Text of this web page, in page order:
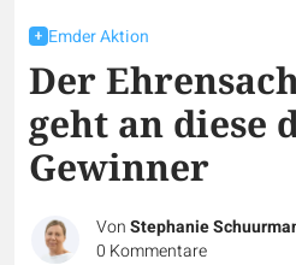
Emder Aktion
Der
geht an diese
Gewinner
VonStephanie
0 Kommentare